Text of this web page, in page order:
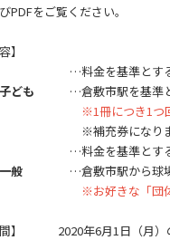
PDFをご覧ください。
】
…料金を基準とする
ども …倉敷市駅を基準とし
※1冊につき1つ
なりますので、駅名
…料金を基準とする4区
一般
…倉敷市駅から球場
※お好きな「団
間】 2020年6月1日（月）